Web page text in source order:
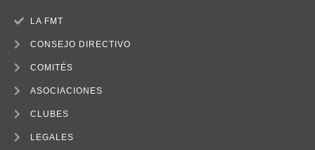
LA FMT
CONSEJO DIRECTIVO
COMITÉS
ASOCIACIONES
CLUBES
LEGALES